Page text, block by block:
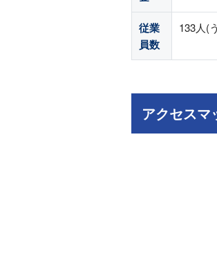
従業
員数
133人(
アクセスマ